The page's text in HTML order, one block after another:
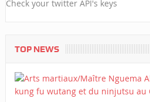
Check your twitter API's keys
TOP NEWS